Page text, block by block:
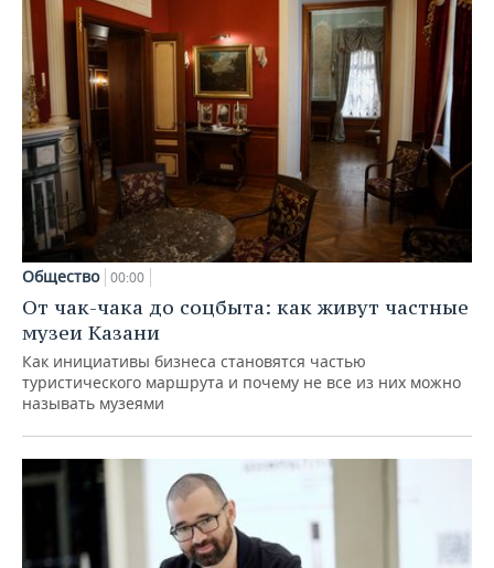
Общество 00:00
От чак-чака до соцбыта: как живут частные
музеи Казани
Как инициативы бизнеса становятся частью
туристического маршрута и почему не все из них можно
называть музеями